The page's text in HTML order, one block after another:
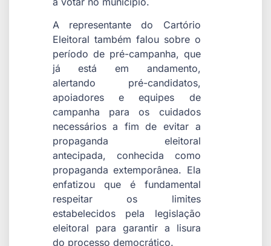
A representante do Cartório
Eleitoral também falou sobre o
período de pré-campanha, que
já está em andamento,
alertando pré-candidatos,
apoiadores e equipes de
campanha para os cuidados
necessários a fim de evitar a
propaganda eleitoral
antecipada, conhecida como
propaganda extemporânea. Ela
enfatizou que é fundamental
respeitar os limites
estabelecidos pela legislação
eleitoral para garantir a lisura
do processo democrático.